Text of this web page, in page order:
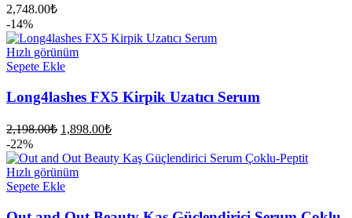
2,748.00₺
-14%
Hızlı görünüm
Sepete Ekle
Long4lashes FX5 Kirpik Uzatıcı Serum
2,198.00₺ Orijinal
2,198.00₺.
1,898.00₺Şu
fiyat:
-22%
Hızlı görünüm
Sepete Ekle